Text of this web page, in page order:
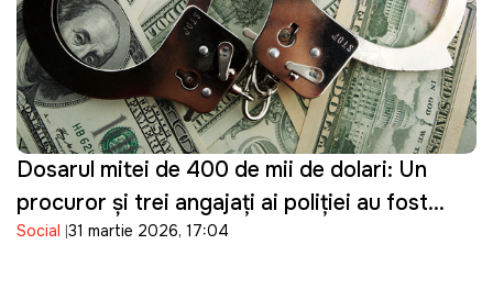
Dosarul mitei de 400 de mii de dolari: Un
procuror și trei angajați ai poliției au fost
reținuți
Social 31 martie 2026, 17:04